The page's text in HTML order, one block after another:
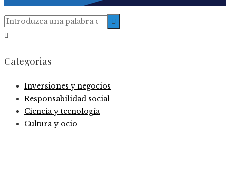
Categorias
Inversiones y negocios
Responsabilidad social
Ciencia y tecnología
Cultura y ocio